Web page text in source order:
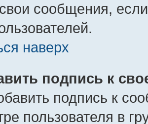
сообщения,
наверх
подпись к
подпись к
пользователя в